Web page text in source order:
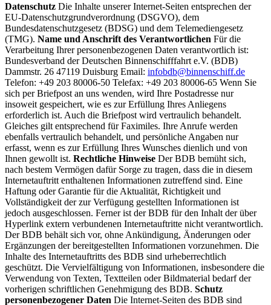
Datenschutz Die Inhalte unserer Internet-Seiten entsprechen der
EU-Datenschutzgrundverordnung (DSGVO), dem
Bundesdatenschutzgesetz (BDSG) und dem Telemediengesetz
(TMG). Name und Anschrift des Verantwortlichen Für die
Verarbeitung Ihrer personenbezogenen Daten verantwortlich ist:
Bundesverband der Deutschen Binnenschifffahrt e.V. (BDB)
Dammstr. 26 47119 Duisburg Email: infobdb@binnenschiff.de
Telefon: +49 203 80006-50 Telefax: +49 203 80006-65 Wenn Sie
sich per Briefpost an uns wenden, wird Ihre Postadresse nur
insoweit gespeichert, wie es zur Erfüllung Ihres Anliegens
erforderlich ist. Auch die Briefpost wird vertraulich behandelt.
Gleiches gilt entsprechend für Faximiles. Ihre Anrufe werden
ebenfalls vertraulich behandelt, und persönliche Angaben nur
erfasst, wenn es zur Erfüllung Ihres Wunsches dienlich und von
Ihnen gewollt ist. Rechtliche Hinweise Der BDB bemüht sich,
nach bestem Vermögen dafür Sorge zu tragen, dass die in diesem
Internetauftritt enthaltenen Informationen zutreffend sind. Eine
Haftung oder Garantie für die Aktualität, Richtigkeit und
Vollständigkeit der zur Verfügung gestellten Informationen ist
jedoch ausgeschlossen. Ferner ist der BDB für den Inhalt der über
Hyperlink extern verbundenen Internetauftritte nicht verantwortlich.
Der BDB behält sich vor, ohne Ankündigung, Änderungen oder
Ergänzungen der bereitgestellten Informationen vorzunehmen. Die
Inhalte des Internetauftritts des BDB sind urheberrechtlich
geschützt. Die Vervielfältigung von Informationen, insbesondere die
Verwendung von Texten, Textteilen oder Bildmaterial bedarf der
vorherigen schriftlichen Genehmigung des BDB. Schutz
personenbezogener Daten Die Internet-Seiten des BDB sind